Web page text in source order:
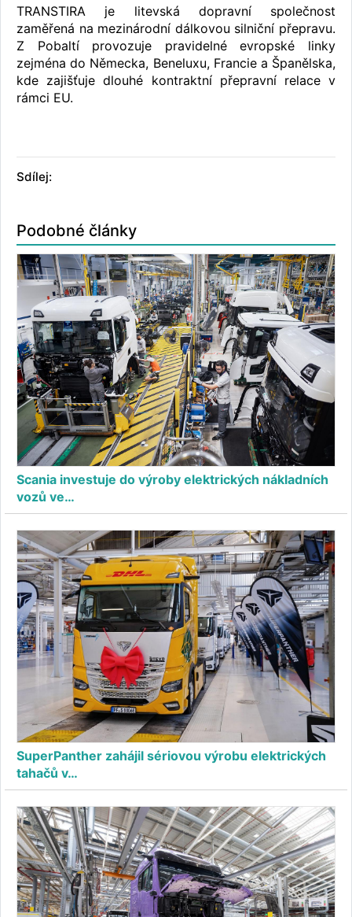
TRANSTIRA je litevská dopravní společnost
zaměřená na mezinárodní dálkovou silniční přepravu.
Z Pobaltí provozuje pravidelné evropské linky
zejména do Německa, Beneluxu, Francie a Španělska,
kde zajišťuje dlouhé kontraktní přepravní relace v
rámci EU.
Sdílej:
Podobné články
Scania investuje do výroby elektrických nákladních
vozů ve…
SuperPanther zahájil sériovou výrobu elektrických
tahačů v…